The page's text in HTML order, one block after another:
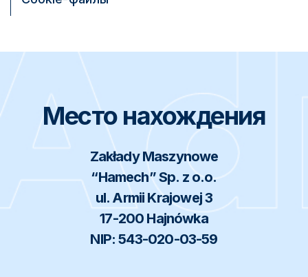
Место нахождения
Zakłady Maszynowe
“Hamech” Sp. z o.o.
ul. Armii Krajowej 3
17-200 Hajnówka
NIP: 543-020-03-59